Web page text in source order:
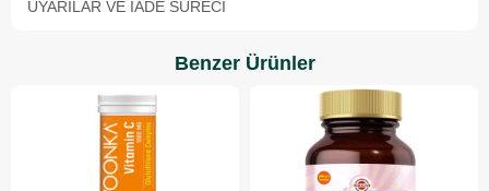
UYARILAR VE İADE SÜRECI
Benzer Ürünler